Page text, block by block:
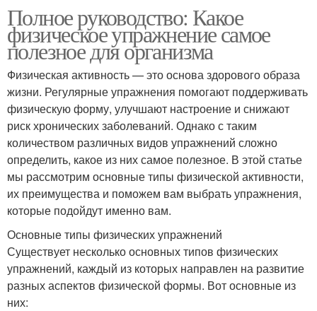
Полное руководство: Какое
физическое упражнение самое
полезное для организма
Физическая активность — это основа здорового образа
жизни. Регулярные упражнения помогают поддерживать
физическую форму, улучшают настроение и снижают
риск хронических заболеваний. Однако с таким
количеством различных видов упражнений сложно
определить, какое из них самое полезное. В этой статье
мы рассмотрим основные типы физической активности,
их преимущества и поможем вам выбрать упражнения,
которые подойдут именно вам.
Основные типы физических упражнений
Существует несколько основных типов физических
упражнений, каждый из которых направлен на развитие
разных аспектов физической формы. Вот основные из
них: